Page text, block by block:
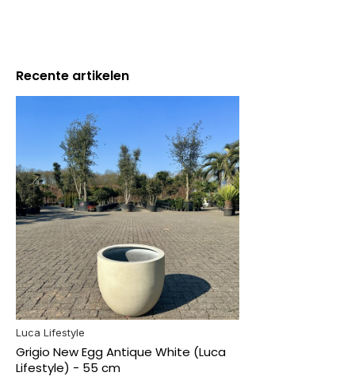
Recente artikelen
Luca Lifestyle
Grigio New Egg Antique White (Luca
Lifestyle) - 55 cm